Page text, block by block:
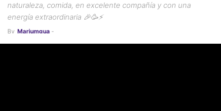
naturaleza, comida, en excelente compañía y con una
energía extraordinaria 🎉🥳⚡️
By Marjumgua -